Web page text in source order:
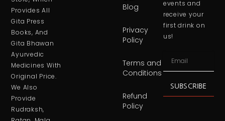
Provides All
Gita Press
Books, And
Gita Bhawan
Ayurvedic
Medicines With
Original Price.
We Also
Provide
Rudraksh,
Blog
Privacy
Policy
Terms and
Conditions
Refund
Policy
events and
receive your
first drink on
us!
SUBSCRIBE